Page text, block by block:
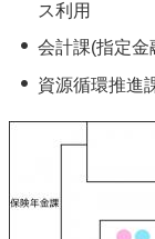
ス利用
会計課(指定金
資源循環推進